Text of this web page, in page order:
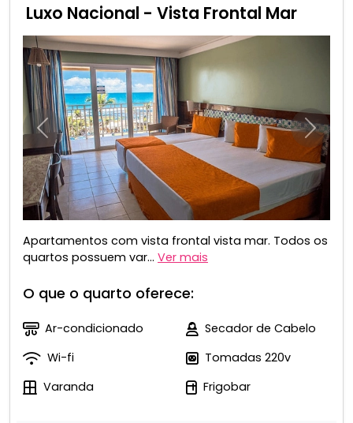
Luxo Nacional - Vista Frontal Mar
Anterior
Apartamentos com vista frontal vista mar. Todos os
quartos possuem var... Ver mais
O que o quarto oferece:
Ar-condicionado
Secador de Cabelo
Wi-fi
Tomadas 220v
Varanda
Frigobar